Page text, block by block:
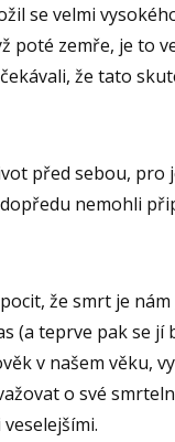
se velmi
poté zemře, je to
že tato
před sebou, pro
nemohli
že smrt je nám
(a teprve pak se jí
v našem věku,
o své